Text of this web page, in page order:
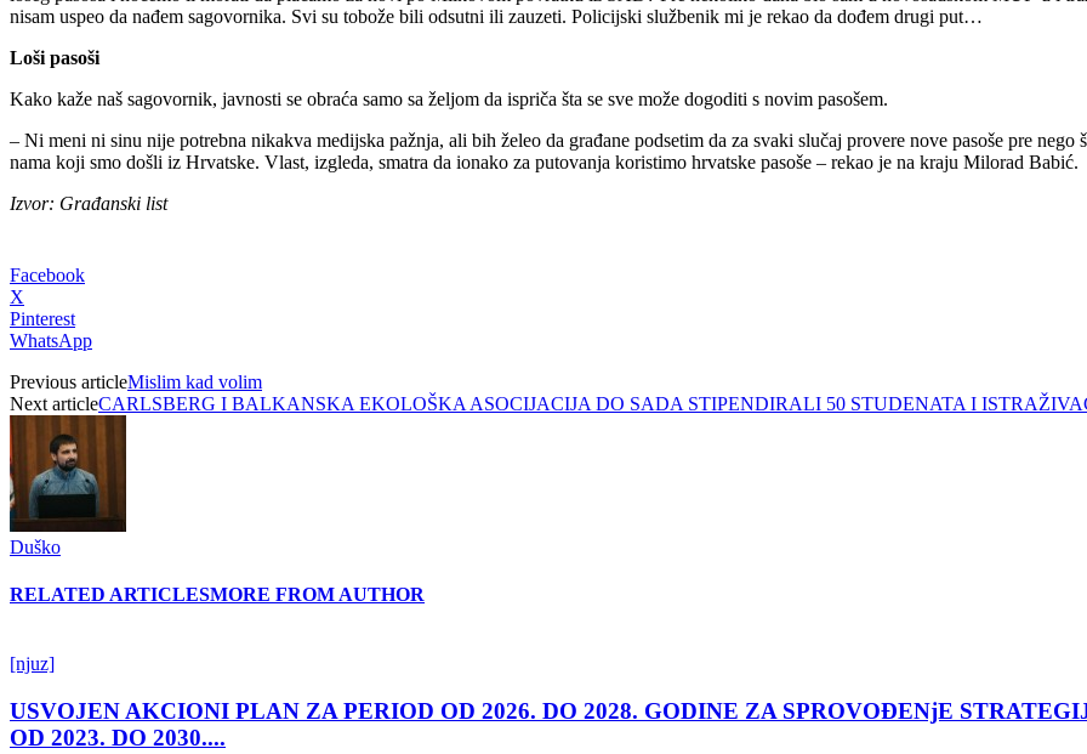
nisam uspeo da nađem sagovornika. Svi su tobože bili odsutni ili zauzeti. Policijski službenik mi je rekao da dođem drugi put…
Loši pasoši
Kako kaže naš sagovornik, javnosti se obraća samo sa željom da ispriča šta se sve može dogoditi s novim pasošem.
– Ni meni ni sinu nije potrebna nikakva medijska pažnja, ali bih želeo da građane podsetim da za svaki slučaj provere nove pasoše pre
nama koji smo došli iz Hrvatske. Vlast, izgleda, smatra da ionako za putovanja koristimo hrvatske pasoše – rekao je na kraju Milorad Babić.
Izvor: Građanski list
Facebook
X
Pinterest
WhatsApp
Previous articleMislim kad volim
Next articleCARLSBERG I BALKANSKA EKOLOŠKA ASOCIJACIJA DO SADA STIPENDIRALI 50 STUDENATA I
Duško
RELATED ARTICLESMORE FROM AUTHOR
[njuz]
USVOJEN AKCIONI PLAN ZA PERIOD OD 2026. DO 2028. GODINE ZA SPROVOĐENjE
OD 2023. DO 2030....